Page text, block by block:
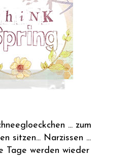
... zum
sitzen... Narzissen ...
Tage werden wieder